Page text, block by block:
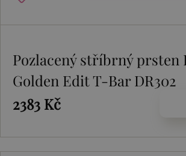
Pozlacený stříbrný prsten
Golden Edit T-Bar DR302
2383 Kč